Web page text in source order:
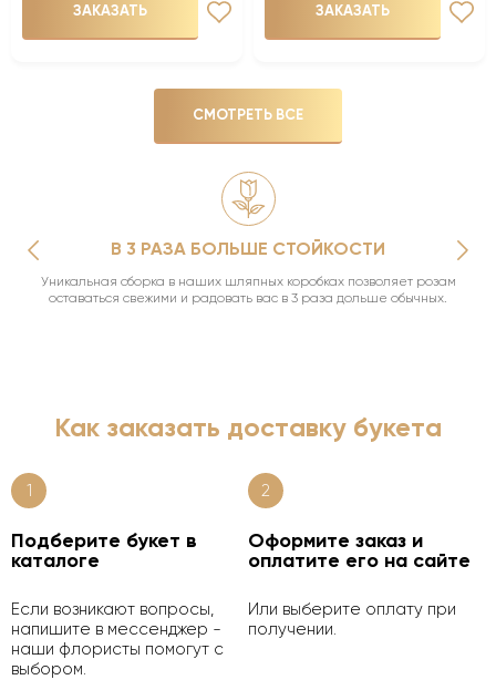
ЗАКАЗАТЬ ЗАКАЗАТЬ
СМОТРЕТЬ ВСЕ
В 3 РАЗА БОЛЬШЕ СТОЙКОСТИ
Уникальная сборка в наших шляпных коробках позволяет розам
оставаться свежими и радовать вас в 3 раза дольше обычных.
Как заказать доставку букета
1
Подберите букет в
каталоге
Если возникают вопросы,
напишите в мессенджер -
наши флористы помогут с
выбором.
2
Оформите заказ и
оплатите его на сайте
Или выберите оплату при
получении.